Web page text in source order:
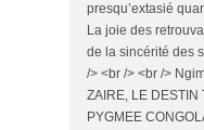
presqu’extasié
La joie des
de la sincérité des
/> <br /> <br />
ZAIRE, LE DESTIN
PYGMEE